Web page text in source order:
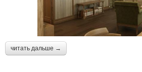
читать дальше →